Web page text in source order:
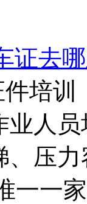
证去
培训
业人
、压
一一